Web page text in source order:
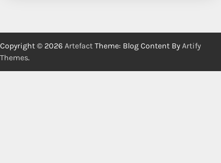
Copyright © 2026 Artefact Theme: Blog Content By Artify
Themes.